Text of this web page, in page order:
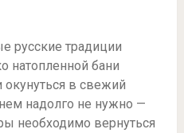
русские традиции
натопленной бани
окунуться в свежий
надолго не нужно —
необходимо вернуться